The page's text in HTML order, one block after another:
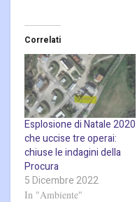
Correlati
Esplosione di Natale 2020
che uccise tre operai:
chiuse le indagini della
Procura
5 Dicembre 2022
In "Ambiente"